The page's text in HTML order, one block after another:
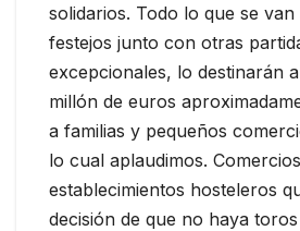
solidarios. Todo lo que se
festejos junto con otras
excepcionales, lo destinarán
millón de euros
a familias y pequeños
lo cual aplaudimos.
establecimientos hosteleros
decisión de que no haya